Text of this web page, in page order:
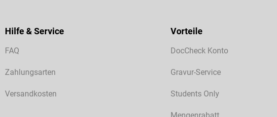
Hilfe & Service
FAQ
Zahlungsarten
Versandkosten
Vorteile
DocCheck Konto
Gravur-Service
Students Only